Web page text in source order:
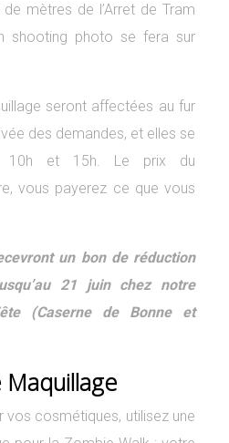
mètres de l’Arret de Tram
shooting photo se fera sur
seront affectées au fur
des demandes, et elles se
10h et 15h. Le prix du
vous payerez ce que vous
un bon de réduction
21 juin chez notre
(Caserne de Bonne et
vos cosmétiques, utilisez une